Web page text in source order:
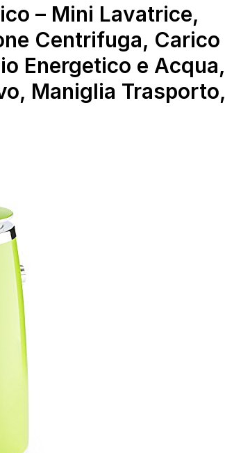
– Mini Lavatrice,
Centrifuga, Carico
Energetico e Acqua,
Maniglia Trasporto,